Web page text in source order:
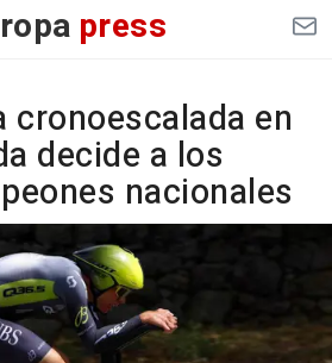
press
cronoescalada en
decide a los
nacionales